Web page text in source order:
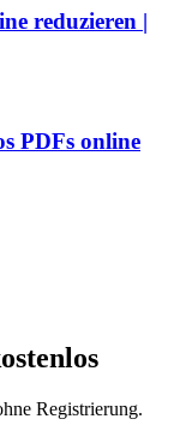
reduzieren |
PDFs online
Registrierung.